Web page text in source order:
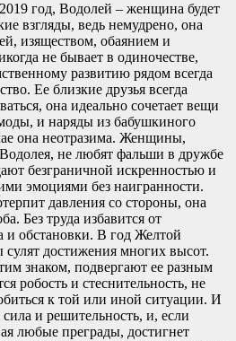
год, Водолей – женщина будет
взгляды, ведь немудрено, она
изяществом, обаянием и
не бывает в одиночестве,
развитию рядом всегда
Ее близкие друзья всегда
она идеально сочетает вещи
и наряды из бабушкиного
она неотразима. Женщины,
не любят фальши в дружбе
безграничной искренностью и
эмоциями без наигранности.
давления со стороны, она
Без труда избавится от
и обстановки. В год Желтой
достижения многих высот.
знаком, подвергают ее разным
робость и стеснительность, не
к той или иной ситуации. И
и решительность, и, если
любые преграды, достигнет